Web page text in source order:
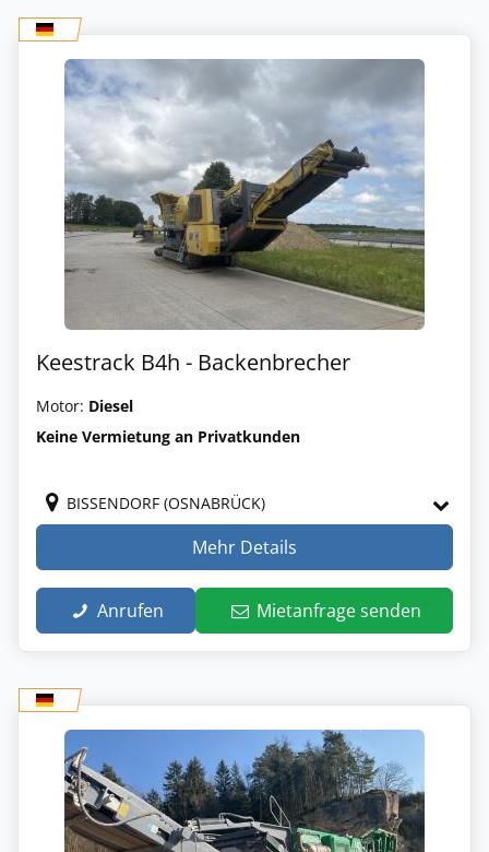
Keestrack B4h - Backenbrecher
Motor: Diesel
Keine Vermietung an Privatkunden
BISSENDORF (OSNABRÜCK)
Mehr Details
Anrufen Mietanfrage senden